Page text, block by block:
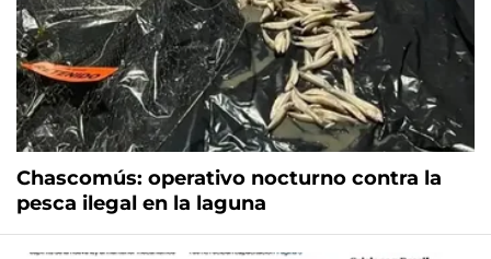
Chascomús: operativo nocturno contra la
pesca ilegal en la laguna